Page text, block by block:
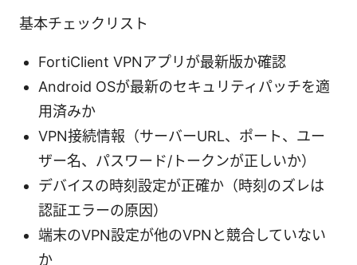
基本チェックリスト
FortiClient VPNアプリが最新版か確認
Android OSが最新のセキュリティパッチを適
用済みか
VPN接続情報（サーバーURL、ポート、ユー
ザー名、パスワード/トークンが正しいか）
デバイスの時刻設定が正確か（時刻のズレは
認証エラーの原因）
端末のVPN設定が他のVPNと競合していない
か